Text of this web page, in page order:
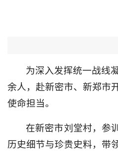
为深入发挥统一战线
余人，赴新密市、新郑市
使命担当。
在新密市刘堂村，参
历史细节与珍贵史料，带